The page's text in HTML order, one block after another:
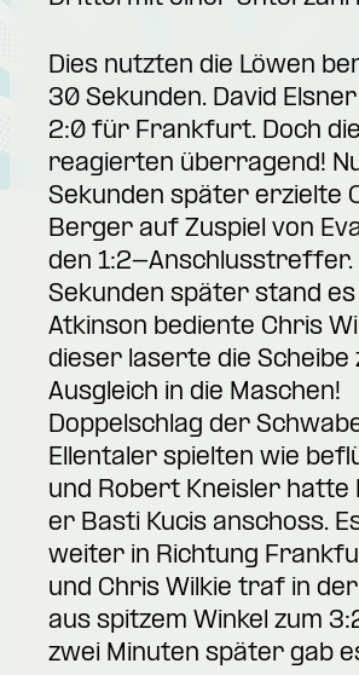
Dies nutzten die Löwen
30 Sekunden. David
2:0 für Frankfurt. Doch
reagierten überragend!
Sekunden später erzielte
Berger auf Zuspiel von
den 1:2-Anschlusstreffer.
Sekunden später stand
Atkinson bediente Chris
dieser laserte die
Ausgleich in die Maschen!
Doppelschlag der
Ellentaler spielten wie
und Robert Kneisler hatte
er Basti Kucis anschoss.
weiter in Richtung
und Chris Wilkie traf in
aus spitzem Winkel zum
zwei Minuten später gab